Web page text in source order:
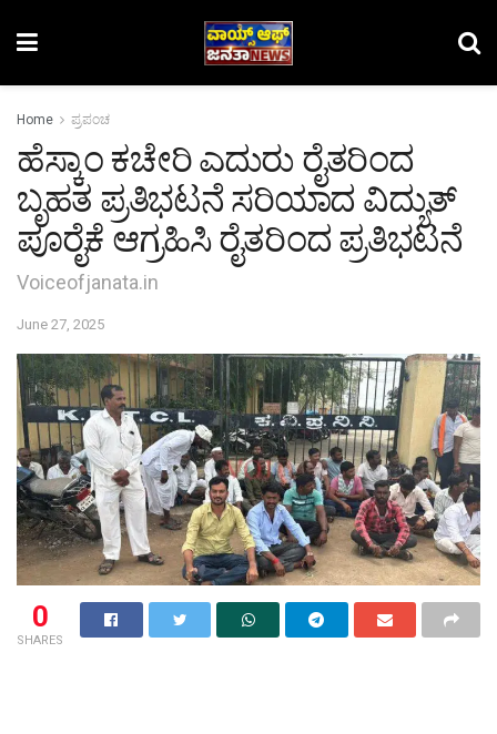
Home ಪ್ರಪಂಚ
ಹೆಸ್ಕಾಂ ಕಚೇರಿ ಎದುರು ರೈತರಿಂದ
ಬೃಹತ ಪ್ರತಿಭಟನೆ ಸರಿಯಾದ ವಿದ್ಯುತ್
ಪೂರೈಕೆ ಆಗ್ರಹಿಸಿ ರೈತರಿಂದ ಪ್ರತಿಭಟನೆ
Voiceofjanata.in
June 27, 2025
0
SHARES